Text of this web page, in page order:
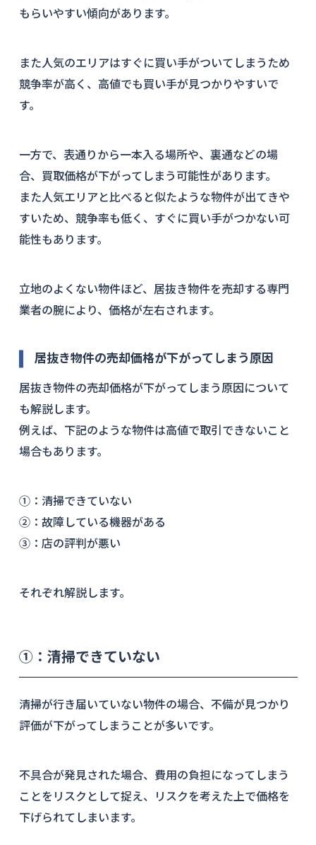
もらいやすい傾向があります。
また人気のエリアはすぐに買い手がついてしまうため
競争率が高く、高値でも買い手が見つかりやすいで
す。
一方で、表通りから一本入る場所や、裏通などの場
合、買取価格が下がってしまう可能性があります。
また人気エリアと比べると似たような物件が出てきや
すいため、競争率も低く、すぐに買い手がつかない可
能性もあります。
立地のよくない物件ほど、居抜き物件を売却する専門
業者の腕により、価格が左右されます。
居抜き物件の売却価格が下がってしまう原因
居抜き物件の売却価格が下がってしまう原因について
も解説します。
例えば、下記のような物件は高値で取引できないこと
場合もあります。
①：清掃できていない
②：故障している機器がある
③：店の評判が悪い
それぞれ解説します。
①：清掃できていない
清掃が行き届いていない物件の場合、不備が見つかり
評価が下がってしまうことが多いです。
不具合が発見された場合、費用の負担になってしまう
ことをリスクとして捉え、リスクを考えた上で価格を
下げられてしまいます。